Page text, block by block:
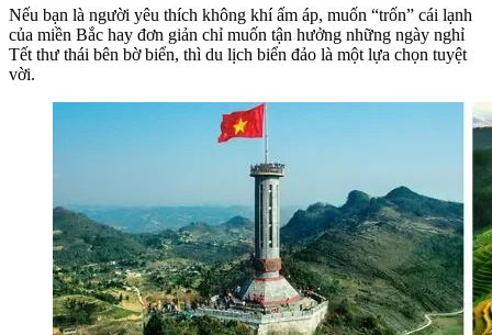
Nếu bạn là người yêu thích không khí ấm áp, muốn “trốn” cái lạnh
của miền Bắc hay đơn giản chỉ muốn tận hưởng những ngày nghỉ
Tết thư thái bên bờ biển, thì du lịch biển đảo là một lựa chọn tuyệt
vời.